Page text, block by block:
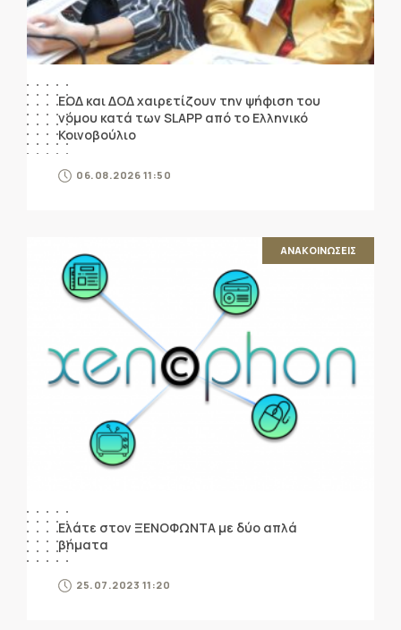
ΕΟΔ και ΔΟΔ χαιρετίζουν την ψήφιση του
νόμου κατά των SLAPP από το Ελληνικό
Κοινοβούλιο
06.08.2026 11:50
ΑΝΑΚΟΙΝΩΣΕΙΣ
Ελάτε στον ΞΕΝΟΦΩΝΤΑ με δύο απλά
βήματα
25.07.2023 11:20